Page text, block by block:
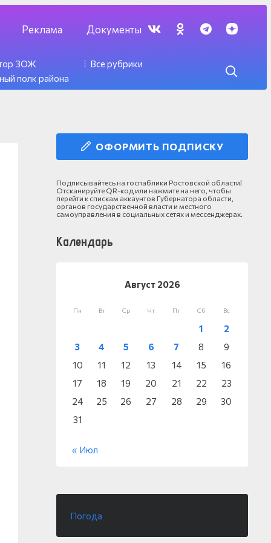
Реклама Документы
ЗОЖ
полк района
Все рубрики
ОФОРМИТЬ ПОДПИСКУ
Подписывайтесь на госпаблики Ростовской области!
Отсканируйте QR-код или нажмите на него, чтобы
перейти к спискам аккаунтов Губернатора области,
органов государственной власти и местного
самоуправления в социальных сетях и мессенджерах.
Календарь
Август 2026
Пн Вт Ср Чт Пт Сб Вс
1
2
3
4 5 6 7 8
9
10
11 12 13 14 15
16
17
18 19 20 21 22
23
24
25 26 27 28 29
30
31
« Июл
Погода